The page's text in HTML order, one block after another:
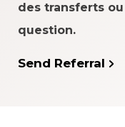
des transferts
question.
Send Referral